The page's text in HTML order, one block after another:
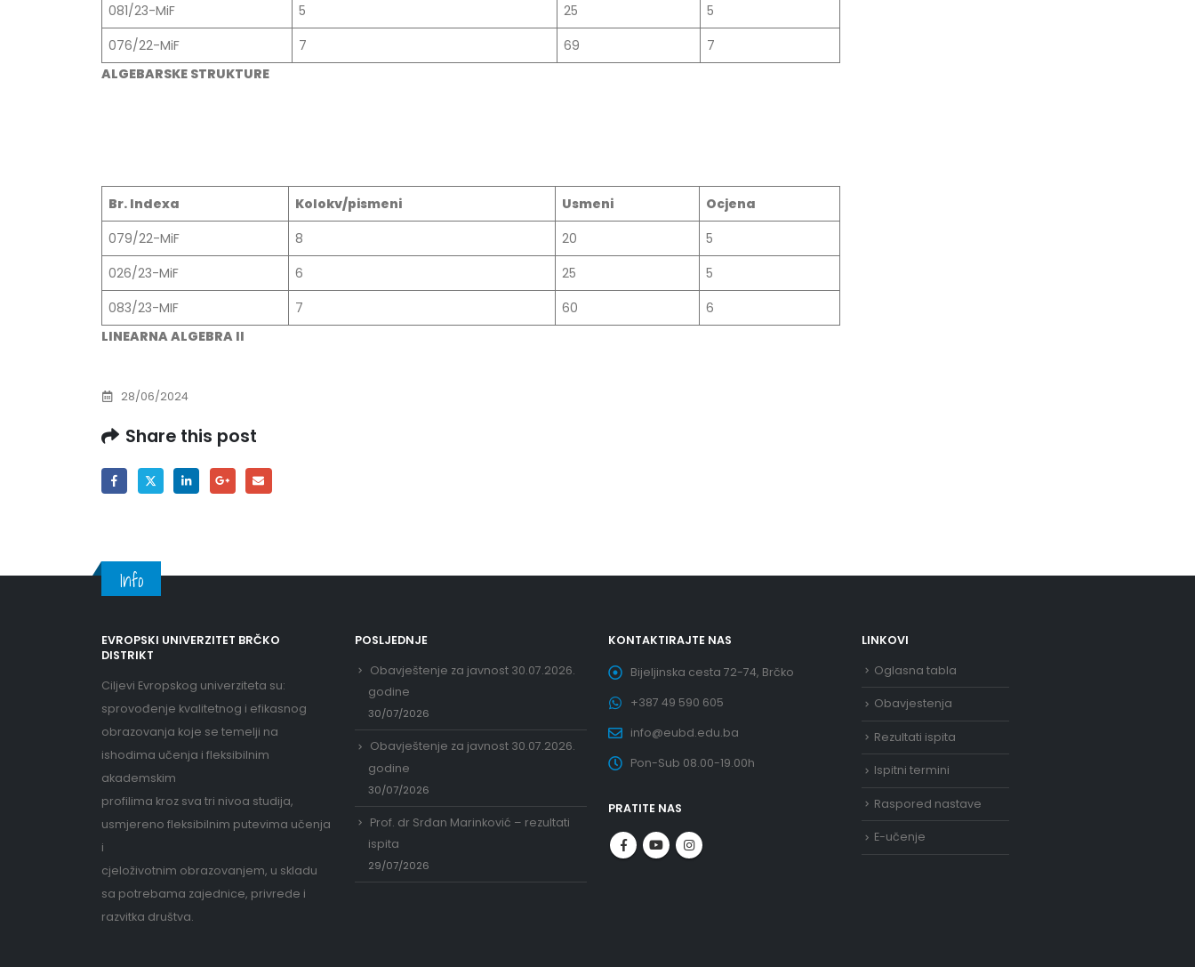
081/23-MiF
5 25
5
076/22-MiF
7 69
7
ALGEBARSKE STRUKTURE
Br. Indexa Kolokv/pismeni Usmeni
Ocjena
079/22-MiF
8 20
5
026/23-MiF
6 25
5
083/23-MIF
7 60
6
LINEARNA ALGEBRA II
28/06/2024
Share this post
Info
EVROPSKI UNIVERZITET BRČKO
DISTRIKT
Ciljevi Evropskog univerziteta su:
sprovođenje kvalitetnog i efikasnog
obrazovanja koje se temelji na
ishodima učenja i fleksibilnim
akademskim
profilima kroz sva tri nivoa studija,
usmjereno fleksibilnim putevima učenja
i
cjeloživotnim obrazovanjem, u skladu
sa potrebama zajednice, privrede i
razvitka društva.
POSLJEDNJE
Obavještenje za javnost 30.07.2026.
godine
30/07/2026
Obavještenje za javnost 30.07.2026.
godine
30/07/2026
Prof. dr Srđan Marinković – rezultati
ispita
29/07/2026
KONTAKTIRAJTE NAS
Bijeljinska cesta 72-74, Brčko
+387 49 590 605
info@eubd.edu.ba
Pon-Sub 08.00-19.00h
PRATITE NAS
LINKOVI
Oglasna tabla
Obavjestenja
Rezultati ispita
Ispitni termini
Raspored nastave
E-učenje